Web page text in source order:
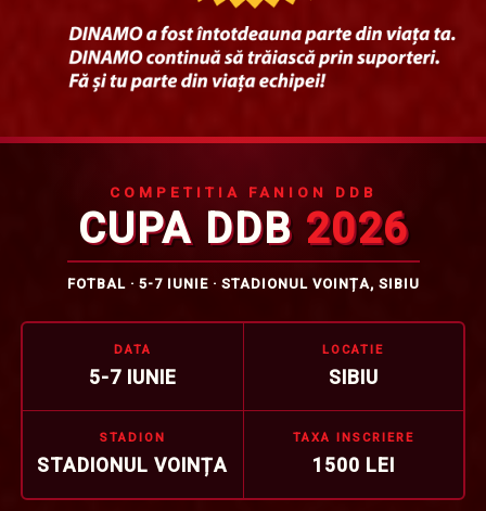
COMPETITIA FANION DDB
CUPA DDB 2026
FOTBAL · 5-7 IUNIE · STADIONUL VOINȚA, SIBIU
DATA
5-7 IUNIE
LOCATIE
SIBIU
STADION
STADIONUL VOINȚA
TAXA INSCRIERE
1500 LEI